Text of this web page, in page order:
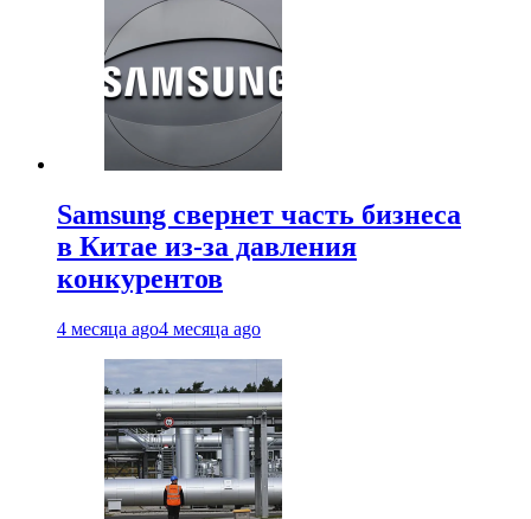
Samsung свернет часть бизнеса
в Китае из-за давления
конкурентов
4 месяца ago4 месяца ago